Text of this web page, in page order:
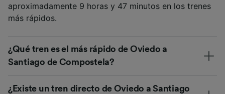
aproximadamente 9 horas y 47 minutos en los trenes
más rápidos.
¿Qué tren es el más rápido de Oviedo a
Santiago de Compostela?
¿Existe un tren directo de Oviedo a Santiago